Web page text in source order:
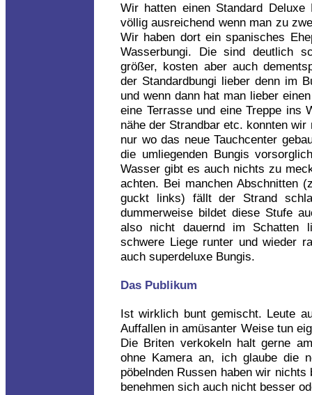
Wir hatten einen Standard
völlig ausreichend wenn man zu
Wir haben dort ein spanisches
Wasserbungi. Die sind deutlich
größer, kosten aber auch
der Standardbungi lieber denn im
und wenn dann hat man lieber
eine Terrasse und eine Treppe ins
nähe der Strandbar etc. konnten
nur wo das neue Tauchcenter
die umliegenden Bungis
Wasser gibt es auch nichts zu
achten. Bei manchen Abschnitten
guckt links) fällt der Strand
dummerweise bildet diese Stufe
also nicht dauernd im Schatten
schwere Liege runter und wieder
auch superdeluxe Bungis.
Das Publikum
Ist wirklich bunt gemischt. Leute
Auffallen in amüsanter Weise tun
Die Briten verkokeln halt gerne
ohne Kamera an, ich glaube die
pöbelnden Russen haben wir
benehmen sich auch nicht besser